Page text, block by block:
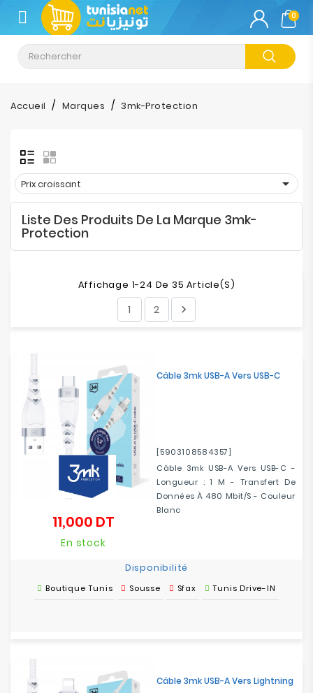
CATÉGORIE
Climatisation
Informatique
&
Tablette
Impression
Stockage
Réseau
Sécurité
Mobilités
0
Accueil Marques 3mk-Protection
Prix croissant 
Liste Des Produits De La Marque 3mk-
Protection
Affichage 1-24 De 35 Article(s)
1 2 
Câble 3mk USB-A Vers USB-C
[5903108584357]
Câble 3mk USB-A Vers USB-C -
Longueur : 1 M - Transfert De
Données À 480 Mbit/s - Couleur
Blanc
11,000 DT
En stock
Disponibilité
Boutique Tunis Sousse Sfax Tunis Drive-IN
Câble 3mk USB-A Vers Lightning